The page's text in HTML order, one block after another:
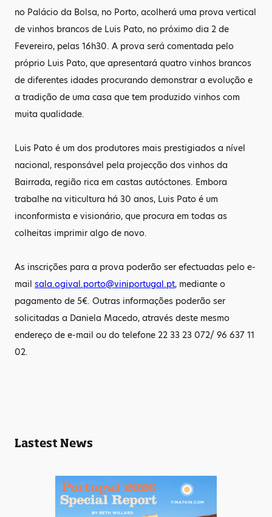
no Palácio da Bolsa, no Porto, acolherá uma prova vertical
de vinhos brancos de Luis Pato, no próximo dia 2 de
Fevereiro, pelas 16h30. A prova será comentada pelo
próprio Luis Pato, que apresentará quatro vinhos brancos
de diferentes idades procurando demonstrar a evolução e
a tradição de uma casa que tem produzido vinhos com
muita qualidade.
Luis Pato é um dos produtores mais prestigiados a nível
nacional, responsável pela projecção dos vinhos da
Bairrada, região rica em castas autóctones. Embora
trabalhe na viticultura há 30 anos, Luis Pato é um
inconformista e visionário, que procura em todas as
colheitas imprimir algo de novo.
As inscrições para a prova poderão ser efectuadas pelo e-
mail sala.ogival.porto@viniportugal.pt, mediante o
pagamento de 5€. Outras informações poderão ser
solicitadas a Daniela Macedo, através deste mesmo
endereço de e-mail ou do telefone 22 33 23 072/ 96 637 11
02.
Lastest News